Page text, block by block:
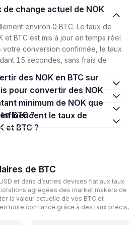
environ 0 BTC. Le taux de
et BTC est mis à jour en temps réel
votre conversion confirmée, le taux
15 secondes, sans frais de
BTC ?
et BTC ?
de BTC
et dans d’autres devises fiat aux taux
agrégées des market makers de
la valeur actuelle de vos BTC et
toute confiance grâce à des taux précis,